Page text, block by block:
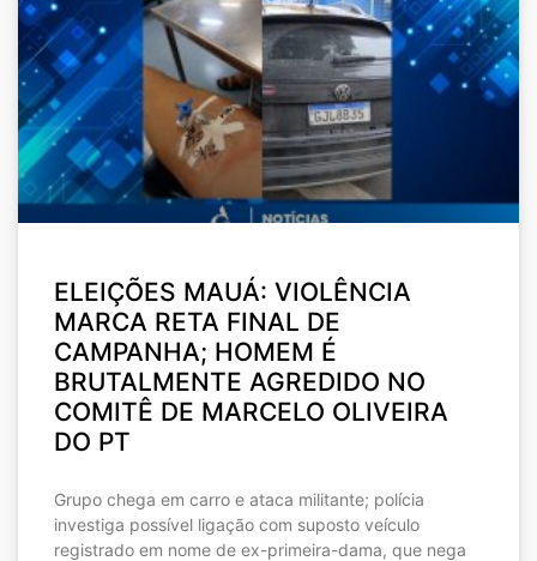
ELEIÇÕES MAUÁ: VIOLÊNCIA
MARCA RETA FINAL DE
CAMPANHA; HOMEM É
BRUTALMENTE AGREDIDO NO
COMITÊ DE MARCELO OLIVEIRA
DO PT
Grupo chega em carro e ataca militante; polícia
investiga possível ligação com suposto veículo
registrado em nome de ex-primeira-dama, que nega